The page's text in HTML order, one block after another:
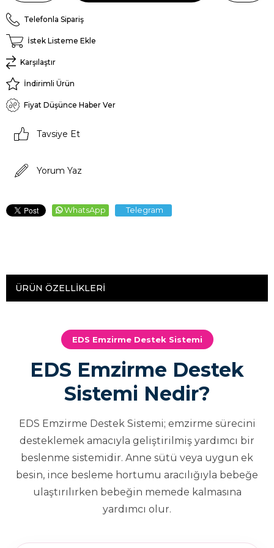
Telefonla Sipariş
İstek Listeme Ekle
Karşılaştır
İndirimli Ürün
Fiyat Düşünce Haber Ver
Tavsiye Et
Yorum Yaz
WhatsApp Telegram
ÜRÜN ÖZELLIKLERI
EDS Emzirme Destek Sistemi
EDS Emzirme Destek
Sistemi Nedir?
EDS Emzirme Destek Sistemi; emzirme sürecini
desteklemek amacıyla geliştirilmiş yardımcı bir
beslenme sistemidir. Anne sütü veya uygun ek
besin, ince besleme hortumu aracılığıyla bebeğe
ulaştırılırken bebeğin memede kalmasına
yardımcı olur.